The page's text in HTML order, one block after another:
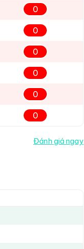
0
0
0
0
0
0
Đánh giá ngay